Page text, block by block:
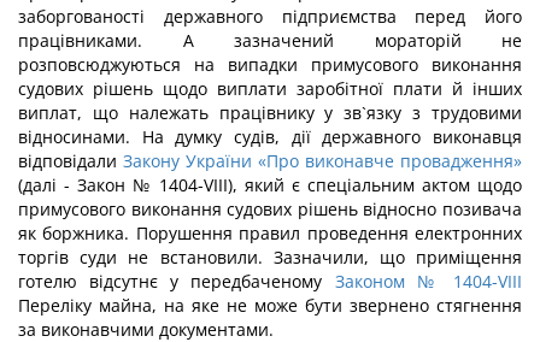
заборгованості державного підприємства перед його
працівниками. А зазначений мораторій не
розповсюджуються на випадки примусового виконання
судових рішень щодо виплати заробітної плати й інших
виплат, що належать працівнику у зв`язку з трудовими
відносинами. На думку судів, дії державного виконавця
відповідали Закону України «Про виконавче провадження»
(далі - Закон № 1404-VIII), який є спеціальним актом щодо
примусового виконання судових рішень відносно позивача
як боржника. Порушення правил проведення електронних
торгів суди не встановили. Зазначили, що приміщення
готелю відсутнє у передбаченому Законом № 1404-VIII
Переліку майна, на яке не може бути звернено стягнення
за виконавчими документами.